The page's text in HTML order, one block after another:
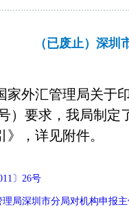
（已废止）深
家外汇管理局关于
）要求，我局制定
，详见附件。
〕26号
理局深圳市分局对机构申报